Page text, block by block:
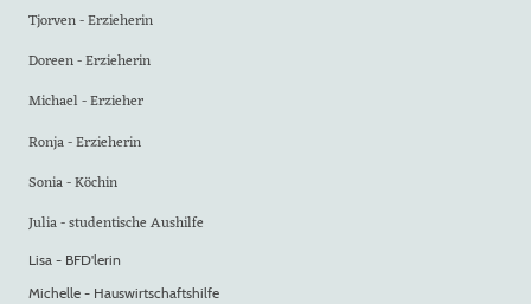
Tjorven - Erzieherin
Doreen - Erzieherin
Michael - Erzieher
Ronja - Erzieherin
Sonia - Köchin
Julia - studentische Aushilfe
Lisa - BFD'lerin
Michelle - Hauswirtschaftshilfe